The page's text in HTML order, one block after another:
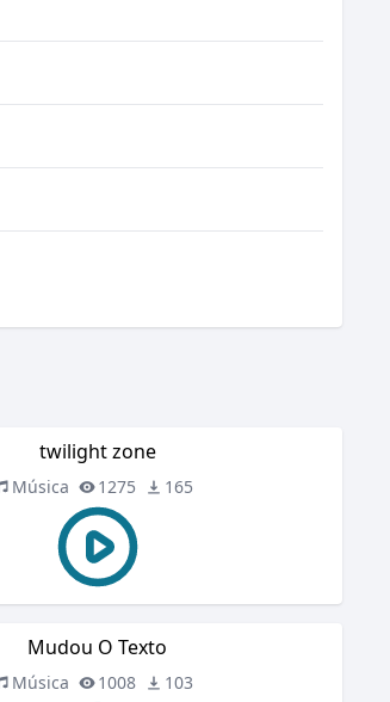
twilight zone
Música 1275 165
Mudou O Texto
Música 1008 103